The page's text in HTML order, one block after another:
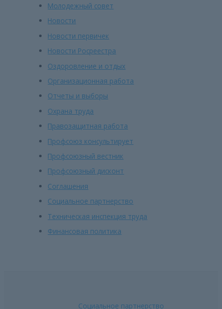
Молодежный совет
Новости
Новости первичек
Новости Росреестра
Оздоровление и отдых
Организационная работа
Отчеты и выборы
Охрана труда
Правозащитная работа
Профсоюз консультирует
Профсоюзный вестник
Профсоюзный дисконт
Соглашения
Социальное партнерство
Техническая инспекция труда
Финансовая политика
Социальное партнерство